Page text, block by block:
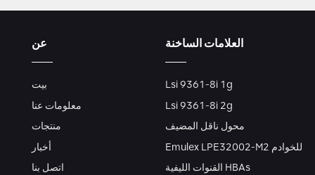
عن
بيت
معلومات عنا
منتجات
أخبار
اتصل بنا
العلامات الساخنة
Lsi 9361-8i 1g
Lsi 9361-8i 2g
محول ناقل المضيف
Emulex LPE32002-M2 للخوادم
القنوات الليفية HBAs